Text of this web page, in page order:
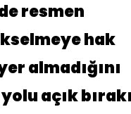
resmen
hak
almadığını
açık